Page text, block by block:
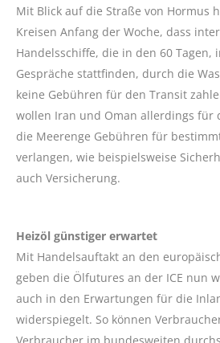
Mit Blick auf die Straße von Hormus
Kreisen Anfang der Woche, dass
Handelsschiffe, die in den 60 Tagen,
Gespräche stattfinden, durch die
keine Gebühren für den Transit
wollen Iran und Oman allerdings für
die Meerenge Gebühren für
verlangen, wie beispielsweise
auch Versicherung.
Heizöl günstiger erwartet
Mit Handelsauftakt an den
geben die Ölfutures an der ICE nun
auch in den Erwartungen für die
widerspiegelt. So können